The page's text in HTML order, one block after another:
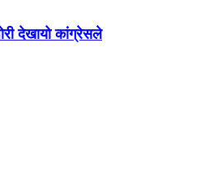
देखायो कांग्रेसले